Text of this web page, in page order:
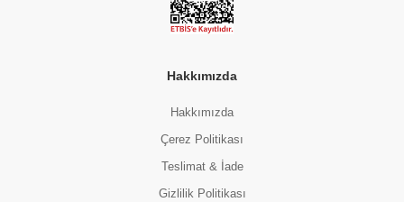
Hakkımızda
Hakkımızda
Çerez Politikası
Teslimat & İade
Gizlilik Politikası